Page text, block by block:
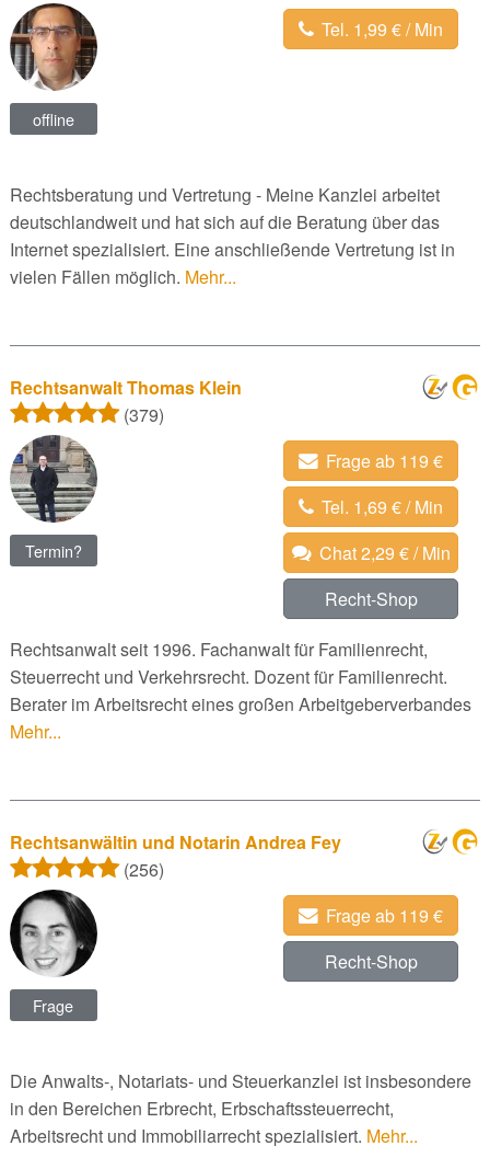
offline
Tel. 1,99 € / Min
Rechtsberatung und Vertretung - Meine Kanzlei arbeitet
deutschlandweit und hat sich auf die Beratung über das
Internet spezialisiert. Eine anschließende Vertretung ist in
vielen Fällen möglich. Mehr...
Rechtsanwalt Thomas Klein
(379)
Termin?
Frage ab 119 €
Tel. 1,69 € / Min
Chat 2,29 € / Min
Recht-Shop
Rechtsanwalt seit 1996. Fachanwalt für Familienrecht,
Steuerrecht und Verkehrsrecht. Dozent für Familienrecht.
Berater im Arbeitsrecht eines großen Arbeitgeberverbandes
Mehr...
Rechtsanwältin und Notarin Andrea Fey
(256)
Frage
Frage ab 119 €
Recht-Shop
Die Anwalts-, Notariats- und Steuerkanzlei ist insbesondere
in den Bereichen Erbrecht, Erbschaftssteuerrecht,
Arbeitsrecht und Immobiliarrecht spezialisiert. Mehr...